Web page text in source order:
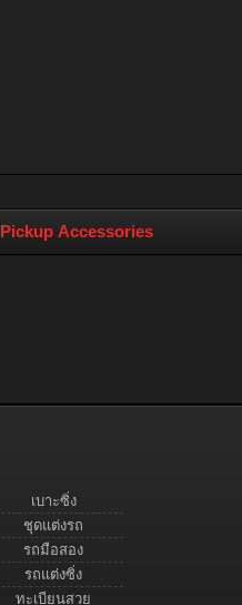
Pickup Accessories
เบาะซิ่ง
ชุดแต่งรถ
รถมือสอง
รถแต่งซิ่ง
ทะเบียนสวย